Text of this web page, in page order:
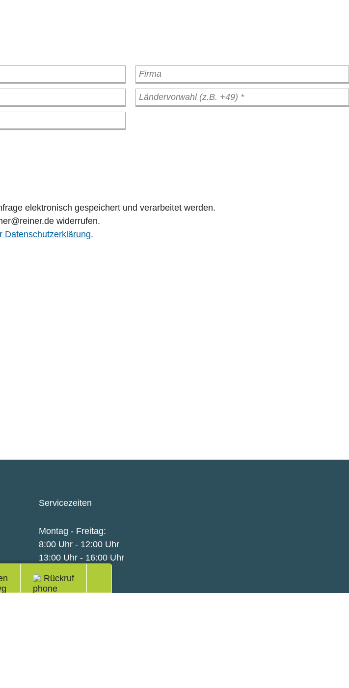
elektronisch gespeichert und verarbeitet werden.
widerrufen.
Datenschutzerklärung.
Servicezeiten
Montag - Freitag:
8:00 Uhr - 12:00 Uhr
13:00 Uhr - 16:00 Uhr
Rückruf